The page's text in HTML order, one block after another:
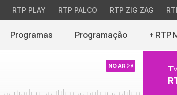
RTP PLAY RTP PALCO RTP ZIG ZAG
Programas Programação + RTP
NO AR